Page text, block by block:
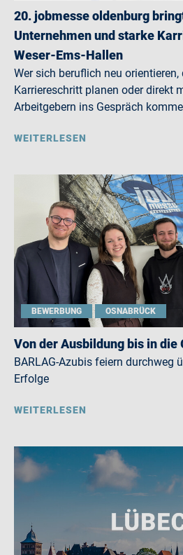
20. jobmesse oldenburg
Unternehmen und starke
Weser-Ems-Hallen
Wer sich beruflich neu orientieren,
Karriereschritt planen oder direkt
Arbeitgebern ins Gespräch
WEITERLESEN
BEWERBUNG OSNABRÜCK
Von der Ausbildung bis in
BARLAG-Azubis feiern durchweg
Erfolge
WEITERLESEN